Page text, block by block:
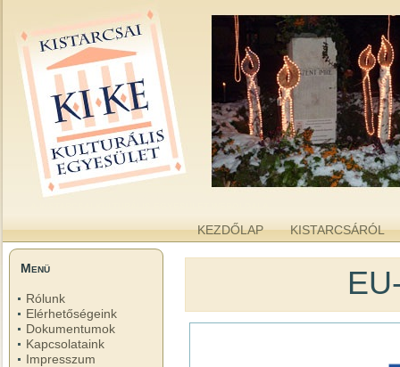
KEZDŐLAP KISTARCSÁRÓL
Menü
Rólunk
Elérhetőségeink
Dokumentumok
Kapcsolataink
Impresszum